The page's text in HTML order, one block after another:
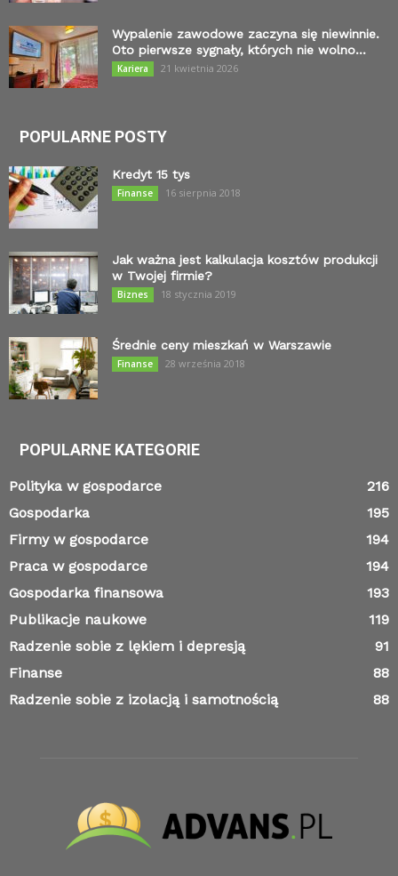
Wypalenie zawodowe zaczyna się niewinnie.
Oto pierwsze sygnały, których nie wolno...
Kariera 21 kwietnia 2026
POPULARNE POSTY
Kredyt 15 tys
Finanse 16 sierpnia 2018
Jak ważna jest kalkulacja kosztów produkcji
w Twojej firmie?
Biznes 18 stycznia 2019
Średnie ceny mieszkań w Warszawie
Finanse 28 września 2018
POPULARNE KATEGORIE
Polityka w gospodarce
216
Gospodarka
195
Firmy w gospodarce
194
Praca w gospodarce
194
Gospodarka finansowa
193
Publikacje naukowe
119
Radzenie sobie z lękiem i depresją
91
Finanse
88
Radzenie sobie z izolacją i samotnością
88